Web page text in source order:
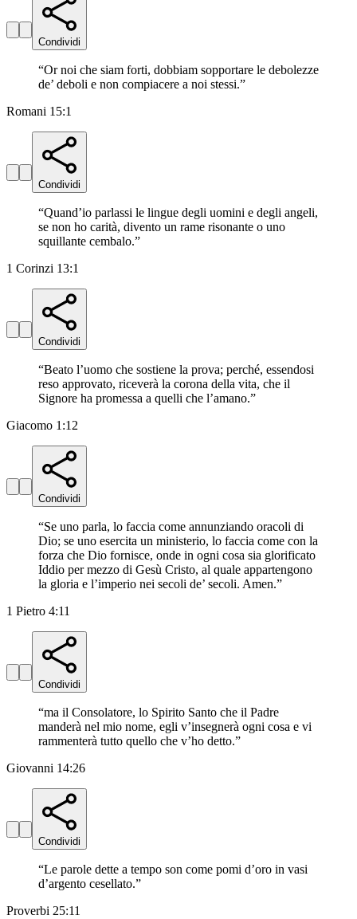
Condividi
“Or noi che siam forti, dobbiam sopportare le debolezze
de’ deboli e non compiacere a noi stessi.”
Romani 15:1
Condividi
“Quand’io parlassi le lingue degli uomini e degli angeli,
se non ho carità, divento un rame risonante o uno
squillante cembalo.”
1 Corinzi 13:1
Condividi
“Beato l’uomo che sostiene la prova; perché, essendosi
reso approvato, riceverà la corona della vita, che il
Signore ha promessa a quelli che l’amano.”
Giacomo 1:12
Condividi
“Se uno parla, lo faccia come annunziando oracoli di
Dio; se uno esercita un ministerio, lo faccia come con la
forza che Dio fornisce, onde in ogni cosa sia glorificato
Iddio per mezzo di Gesù Cristo, al quale appartengono
la gloria e l’imperio nei secoli de’ secoli. Amen.”
1 Pietro 4:11
Condividi
“ma il Consolatore, lo Spirito Santo che il Padre
manderà nel mio nome, egli v’insegnerà ogni cosa e vi
rammenterà tutto quello che v’ho detto.”
Giovanni 14:26
Condividi
“Le parole dette a tempo son come pomi d’oro in vasi
d’argento cesellato.”
Proverbi 25:11